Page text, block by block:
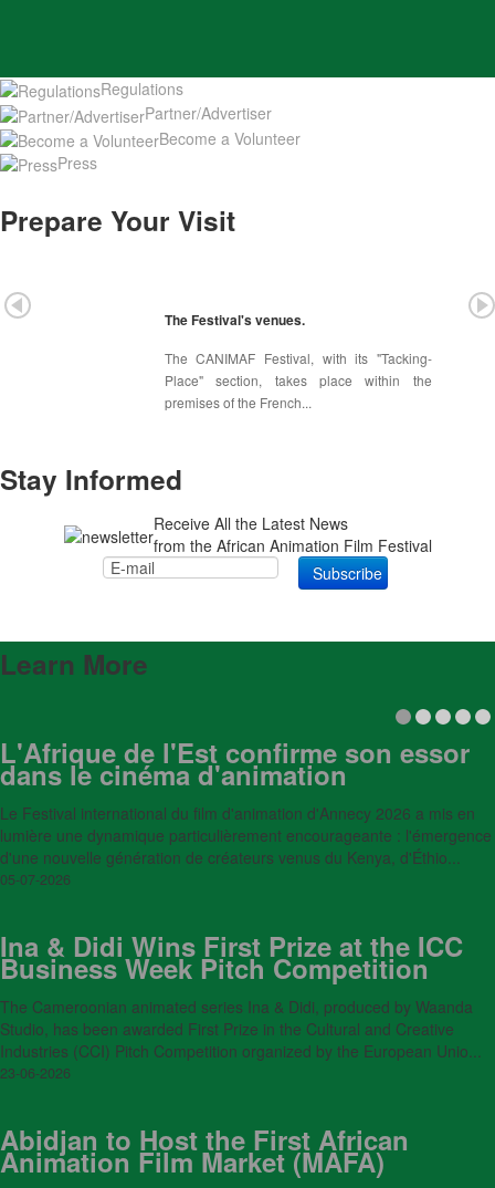
Regulations
Partner/Advertiser
Become a Volunteer
Press
Prepare Your Visit
The Festival's venues.
The CANIMAF Festival, with its "Tacking-
Place" section, takes place within the
premises of the French...
Stay Informed
Receive All the Latest News
from the African Animation Film Festival
Learn More
L'Afrique de l'Est confirme son essor
dans le cinéma d'animation
Le Festival international du film d'animation d'Annecy 2026 a mis en
lumière une dynamique particulièrement encourageante : l'émergence
d'une nouvelle génération de créateurs venus du Kenya, d'Éthio...
05-07-2026
Ina & Didi Wins First Prize at the ICC
Business Week Pitch Competition
The Cameroonian animated series Ina & Didi, produced by Waanda
Studio, has been awarded First Prize in the Cultural and Creative
Industries (CCI) Pitch Competition organized by the European Unio...
23-06-2026
Abidjan to Host the First African
Animation Film Market (MAFA)